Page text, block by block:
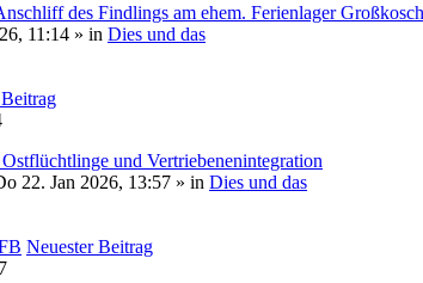
des Findlings am ehem. Ferienlager
11:14 » in Dies und das
und Vertriebenenintegration
22. Jan 2026, 13:57 » in Dies und das
Neuester Beitrag